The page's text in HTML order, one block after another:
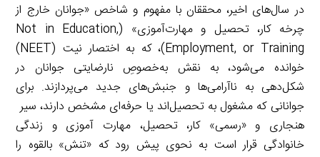
در سال‌های اخیر، محققان با مفهوم و شاخص «جوانان خارج از
چرخه کار، تحصیل و مهارت‌آموزی» (Not in Education,
Employment, or Training)، که به اختصار نیت (NEET)
خوانده می‌شود، به نقش به‌خصوصِ نارضایتی جوانان در
شکل‌دهی به ناآرامی‌ها و جنبش‌های جدید می‌پردازند. برای
جوانانی که مشغول به تحصیل‌اند یا حرفه‌ای مشخص دارند، سیر
هنجاری و «رسمی» کار، تحصیل، مهارت آموزی و زندگی
خانوادگی قرار است به نحوی پیش رود که «تنش‌» بالقوه را